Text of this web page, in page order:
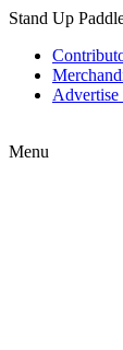
Stand Up
Menu